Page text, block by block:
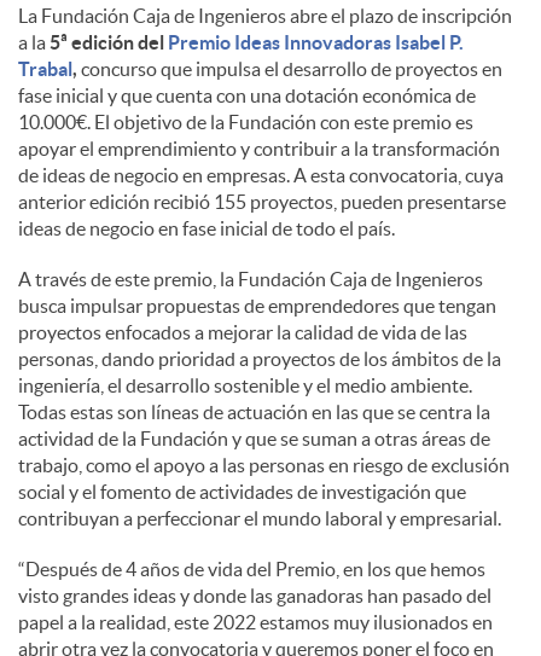
La Fundación Caja de Ingenieros abre el plazo de inscripción
a la5ª edición del
Premio Ideas Innovadoras Isabel P.
Trabal , concurso que impulsa el desarrollo de proyectos en
fase inicial y que cuenta con una dotación económica de
10.000€. El objetivo de la Fundación con este premio es
apoyar el emprendimiento y contribuir a la transformación
de ideas de negocio en empresas. A esta convocatoria, cuya
anterior edición recibió 155 proyectos, pueden presentarse
ideas de negocio en fase inicial de todo el país.
A través de este premio, la Fundación Caja de Ingenieros
busca impulsar propuestas de emprendedores que tengan
proyectos enfocados a mejorar la calidad de vida de las
personas, dando prioridad a proyectos de los ámbitos de la
ingeniería, el desarrollo sostenible y el medio ambiente.
Todas estas son líneas de actuación en las que se centra la
actividad de la Fundación y que se suman a otras áreas de
trabajo, como el apoyo a las personas en riesgo de exclusión
social y el fomento de actividades de investigación que
contribuyan a perfeccionar el mundo laboral y empresarial.
“Después de 4 años de vida del Premio, en los que hemos
visto grandes ideas y donde las ganadoras han pasado del
papel a la realidad, este 2022 estamos muy ilusionados en
abrir otra vez la convocatoria y queremos poner el foco en